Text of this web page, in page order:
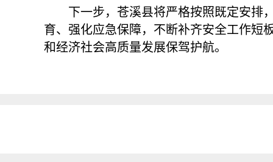
下一步，苍溪县将严格按照既定安排
育、强化应急保障，不断补齐安全工作短
和经济社会高质量发展保驾护航。